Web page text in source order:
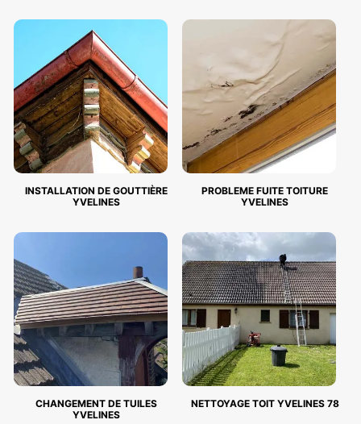
INSTALLATION DE GOUTTIÈRE
YVELINES
PROBLEME FUITE TOITURE
YVELINES
CHANGEMENT DE TUILES
YVELINES
NETTOYAGE TOIT YVELINES 78